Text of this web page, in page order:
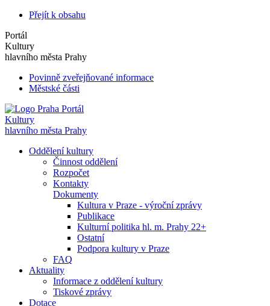
Přejít k obsahu
Portál
Kultury
hlavního města Prahy
Povinně zveřejňované informace
Městské části
Portál
Kultury
hlavního města Prahy
Oddělení kultury
Činnost oddělení
Rozpočet
Kontakty
Dokumenty
Kultura v Praze - výroční zprávy
Publikace
Kulturní politika hl. m. Prahy 22+
Ostatní
Podpora kultury v Praze
FAQ
Aktuality
Informace z oddělení kultury
Tiskové zprávy
Dotace